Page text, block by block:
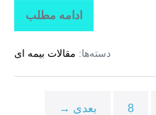
ادامه مطلب
تاراز
بیمه
بیمه
درمان
دسته‌ها: مقالات بیمه ای
8 بعدی →